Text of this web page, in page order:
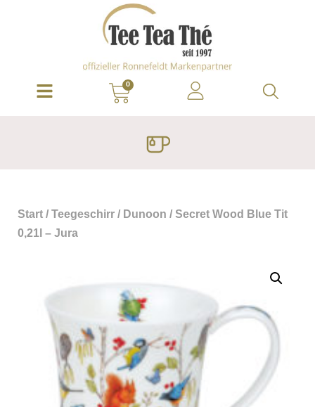
0
Start / Teegeschirr / Dunoon / Secret Wood Blue Tit
0,21l – Jura